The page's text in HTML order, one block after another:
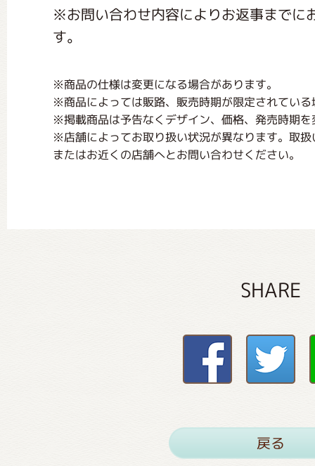
※お問い合わせ内容によりお返事までに
す。
※商品の仕様は変更になる場合があります。
※商品によっては販路、販売時期が限定されてい
※掲載商品は予告なくデザイン、価格、発売時期
※店舗によってお取り扱い状況が異なります。取
またはお近くの店舗へとお問い合わせください。
SHARE
戻る